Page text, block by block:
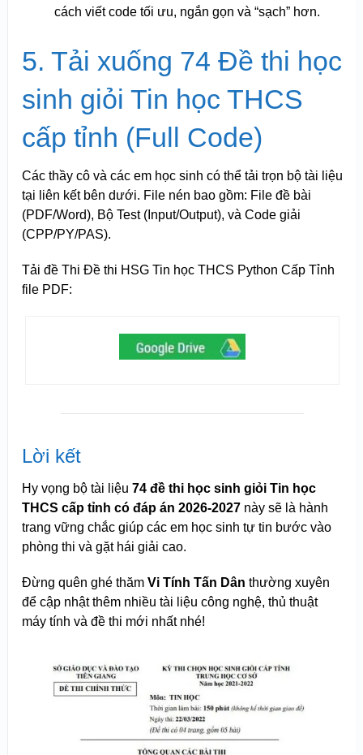
cách viết code tối ưu, ngắn gọn và “sạch” hơn.
5. Tải xuống 74 Đề thi học
sinh giỏi Tin học THCS
cấp tỉnh (Full Code)
Các thầy cô và các em học sinh có thể tải trọn bộ tài liệu
tại liên kết bên dưới. File nén bao gồm: File đề bài
(PDF/Word), Bộ Test (Input/Output), và Code giải
(CPP/PY/PAS).
Tải đề Thi Đề thi HSG Tin học THCS Python Cấp Tỉnh
file PDF:
Lời kết
Hy vọng bộ tài liệu 74 đề thi học sinh giỏi Tin học
THCS cấp tỉnh có đáp án 2026-2027này sẽ là hành
trang vững chắc giúp các em học sinh tự tin bước vào
phòng thi và gặt hái giải cao.
Đừng quên ghé thăm Vi Tính Tấn Dân thường xuyên
để cập nhật thêm nhiều tài liệu công nghệ, thủ thuật
máy tính và đề thi mới nhất nhé!